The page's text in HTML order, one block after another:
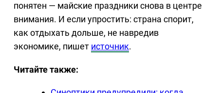
понятен — майские праздники снова в центре
внимания. И если упростить: страна спорит,
как отдыхать дольше, не навредив
экономике, пишет источник.
Читайте также: